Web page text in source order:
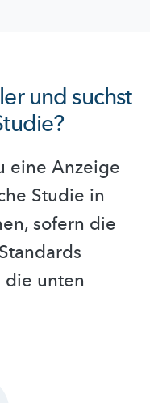
und suchst
eine Anzeige
Studie in
sofern die
die unten